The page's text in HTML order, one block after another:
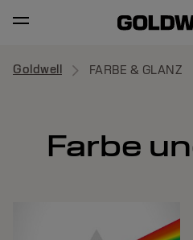
Goldwell FARBE & GLANZ
Farbe